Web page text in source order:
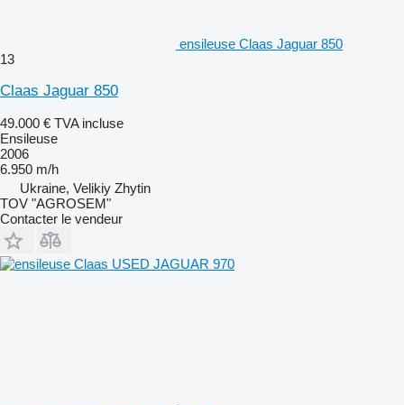
ensileuse Claas Jaguar 850
13
Claas Jaguar 850
49.000 € TVA incluse
Ensileuse
2006
6.950 m/h
Ukraine, Velikiy Zhytin
TOV "AGROSEM"
Contacter le vendeur